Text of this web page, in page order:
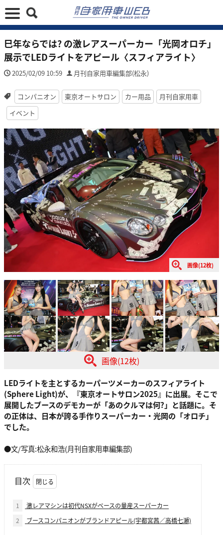
巳年ならでは? の激レアスーパーカー「光岡オロチ」
展示でLEDライトをアピール〈スフィアライト〉
2025/02/09 10:59 月刊自家用車編集部(松永)
コンパニオン 東京オートサロン カー用品
月刊自家用車
イベント
画像(12枚)
画像(12枚)
LEDライトを主とするカーパーツメーカーのスフィアライト
(Sphere Light)が、『東京オートサロン2025』に出展。そこで
展開したブースのデモカーが「あのクルマは何?」と話題に。そ
の正体は、日本が誇る手作りスーパーカー・光岡の「オロチ」
でした。
●文/写真:松永和浩(月刊自家用車編集部)
目次
1
激レアマシンは初代NSXがベースの量産スーパーカー
2
ブースコンパニオンがブランドアピール(宇都宮茜／高橋七瀬)